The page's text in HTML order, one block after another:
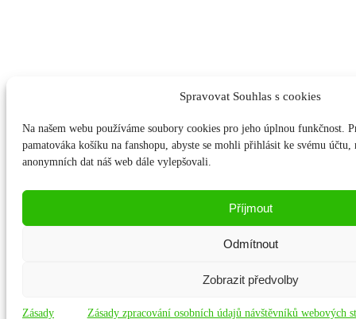
Spravovat Souhlas s cookies
Na našem webu používáme soubory cookies pro jeho úplnou funkčnost.
pamatováka košíku na fanshopu, abyste se mohli přihlásit ke svému účtu,
anonymních dat náš web dále vylepšovali.
Příjmout
Odmítnout
Zobrazit předvolby
Zásady Zásady zpracování osobních údajů návštěvníků webových